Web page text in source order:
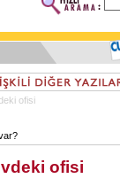
ofisi
ofisi